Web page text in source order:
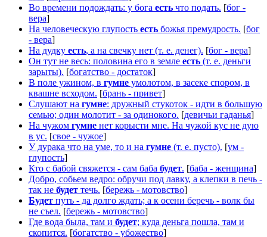
Во времени подождать: у бога есть что подать. [бог -
вера]
На человеческую глупость есть божья премудрость. [бог
- вера]
На дудку есть, а на свечку нет (т. е. денег). [бог - вера]
Он тут не весь: половина его в земле есть (т. е. деньги
зарыты). [богатство - достаток]
В поле ужином, в гумне умолотом, в засеке спором, в
квашне всходом. [брань - привет]
Слушают на гумне: дружный стукоток - идти в большую
семью; один молотит - за одинокого. [девичьи гаданья]
На чужом гумне нет корысти мне. На чужой кус не дую
в ус. [свое - чужое]
У дурака что на уме, то и на гумне (т. е. пусто). [ум -
глупость]
Кто с бабой свяжется - сам баба будет. [баба - женщина]
Добро, собьем ведро: обручи под лавку, а клепки в печь -
так не будет течь. [бережь - мотовство]
Будет путь - да долго ждать; а к осени беречь - волк бы
не съел. [бережь - мотовство]
Где вода была, там и будет; куда деньга пошла, там и
скопится. [богатство - убожество]